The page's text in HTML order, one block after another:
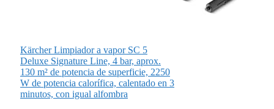
Kärcher Limpiador a vapor SC 5
Deluxe Signature Line, 4 bar, aprox.
130 m² de potencia de superficie, 2250
W de potencia calorífica, calentado en 3
minutos, con igual alfombra